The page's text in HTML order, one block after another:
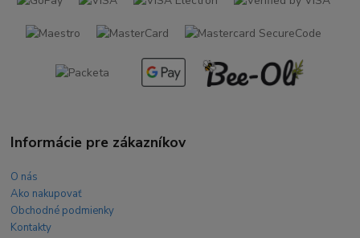
Informácie pre zákazníkov
O nás
Ako nakupovať
Obchodné podmienky
Kontakty